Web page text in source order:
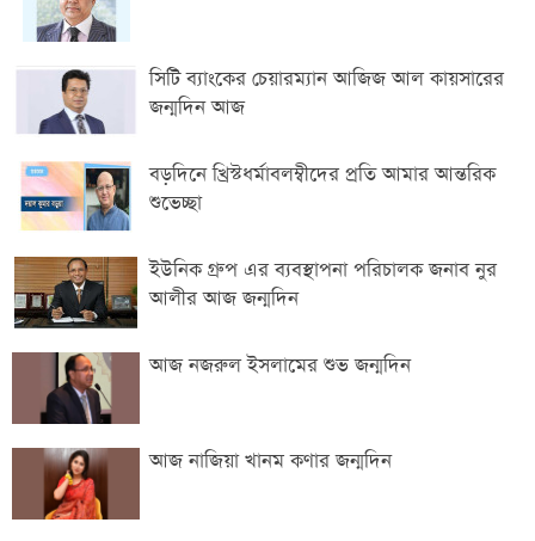
সিটি ব্যাংকের চেয়ারম্যান আজিজ আল কায়সারের
জন্মদিন আজ
বড়দিনে খ্রিস্টধর্মাবলম্বীদের প্রতি আমার আন্তরিক
শুভেচ্ছা
ইউনিক গ্রুপ এর ব্যবস্থাপনা পরিচালক জনাব নুর
আলীর আজ জন্মদিন
আজ নজরুল ইসলামের শুভ জন্মদিন
আজ নাজিয়া খানম কণার জন্মদিন